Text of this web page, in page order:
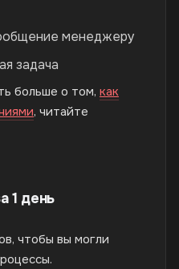
менеджеру
задача
больше о том, как
, читайте
1 день
чтобы вы могли